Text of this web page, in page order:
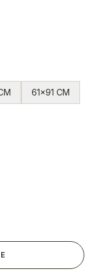
61x91 CM